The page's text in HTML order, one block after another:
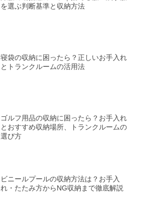
を選ぶ判断基準と収納方法
寝袋の収納に困ったら？正しいお手入れ
とトランクルームの活用法
ゴルフ用品の収納に困ったら？お手入れ
とおすすめ収納場所、トランクルームの
選び方
ビニールプールの収納方法は？お手入
れ・たたみ方からNG収納まで徹底解説